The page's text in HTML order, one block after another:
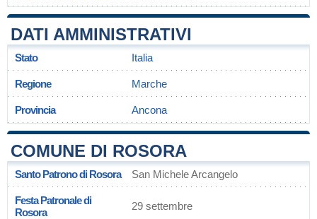
DATI AMMINISTRATIVI
Stato Italia
Regione Marche
Provincia Ancona
COMUNE DI ROSORA
Santo Patrono di Rosora San Michele Arcangelo
Festa Patronale di
Rosora
29 settembre